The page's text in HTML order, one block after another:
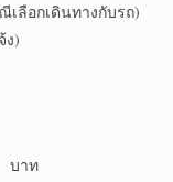
อกเดินทางกับรถ)
ง)
บาท